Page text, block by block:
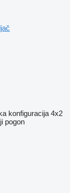
konfiguracija 4x2
pogon